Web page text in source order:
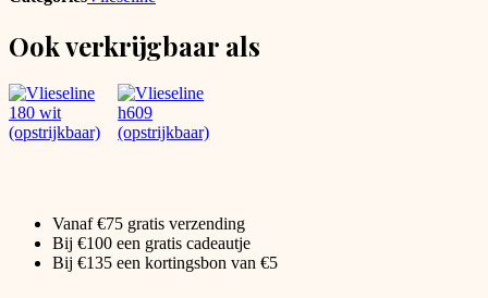
Ook verkrijgbaar als
Vanaf €75 gratis verzending
Bij €100 een gratis cadeautje
Bij €135 een kortingsbon van €5